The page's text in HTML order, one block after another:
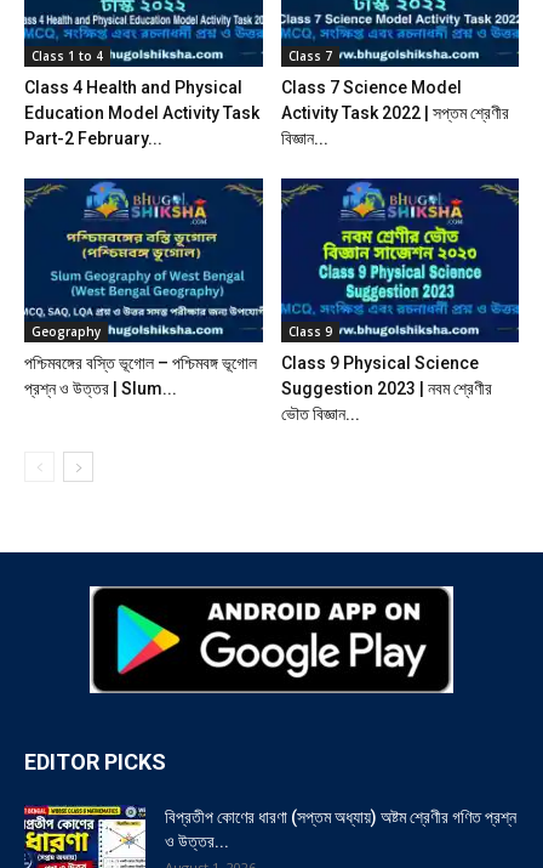
Class 1 to 4
Class 4 Health and Physical
Education Model Activity Task
Part-2 February...
Class 7
Class 7 Science Model
Activity Task 2022 | সপ্তম শ্রেণীর
বিজ্ঞান...
Geography
পশ্চিমবঙ্গের বস্তি ভূগোল – পশ্চিমবঙ্গ ভূগোল
প্রশ্ন ও উত্তর | Slum...
Class 9
Class 9 Physical Science
Suggestion 2023 | নবম শ্রেণীর
ভৌত বিজ্ঞান...
EDITOR PICKS
বিপ্রতীপ কোণের ধারণা (সপ্তম অধ্যায়) অষ্টম শ্রেণীর গণিত প্রশ্ন
ও উত্তর...